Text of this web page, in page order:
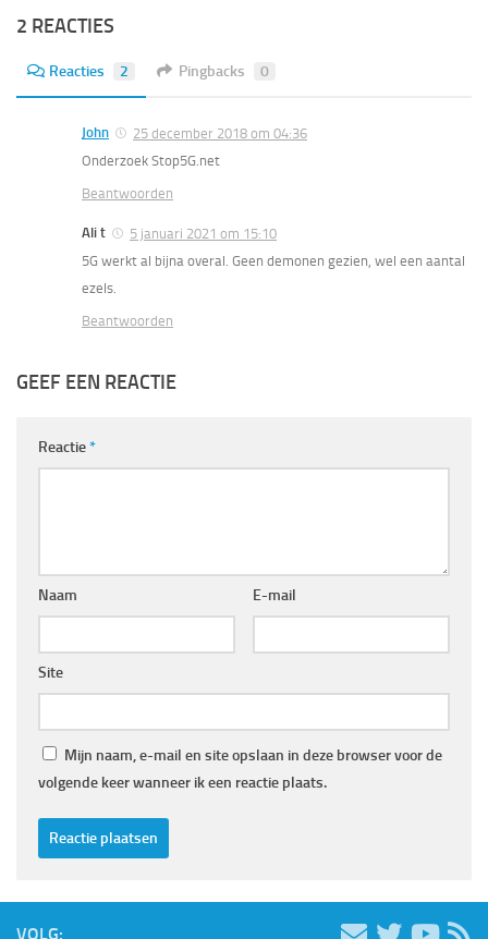
2 REACTIES
Reacties 2 Pingbacks 0
John
25 december 2018 om 04:36
Onderzoek Stop5G.net
Beantwoorden
Ali t
5 januari 2021 om 15:10
5G werkt al bijna overal. Geen demonen gezien, wel een aantal
ezels.
Beantwoorden
GEEF EEN REACTIE
Reactie*
Naam E-mail
Site
Mijn naam, e-mail en site opslaan in deze browser voor de
volgende keer wanneer ik een reactie plaats.
VOLG: